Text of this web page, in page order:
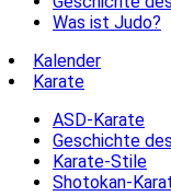
Was ist Judo?
Kalender
Karate
ASD-Karate
Geschichte
Karate-Stile
Shotokan-